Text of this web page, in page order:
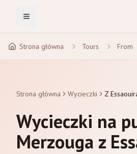
Toggle Menu
Strona główna Tours From
Strona główna Wycieczki Z
Wycieczki na
Merzouga z